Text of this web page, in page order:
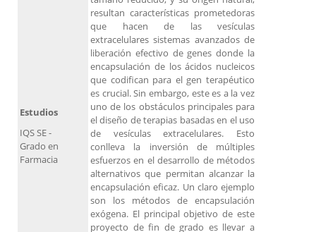
resultan características prometedoras
que hacen de las vesículas
extracelulares sistemas avanzados de
liberación efectivo de genes donde la
encapsulación de los ácidos nucleicos
que codifican para el gen terapéutico
es crucial. Sin embargo, este es a la vez
uno de los obstáculos principales para
el diseño de terapias basadas en el uso
de vesículas extracelulares. Esto
conlleva la inversión de múltiples
esfuerzos en el desarrollo de métodos
alternativos que permitan alcanzar la
encapsulación eficaz. Un claro ejemplo
son los métodos de encapsulación
exógena. El principal objetivo de este
proyecto de fin de grado es llevar a
Estudios
IQS SE -
Grado en
Farmacia